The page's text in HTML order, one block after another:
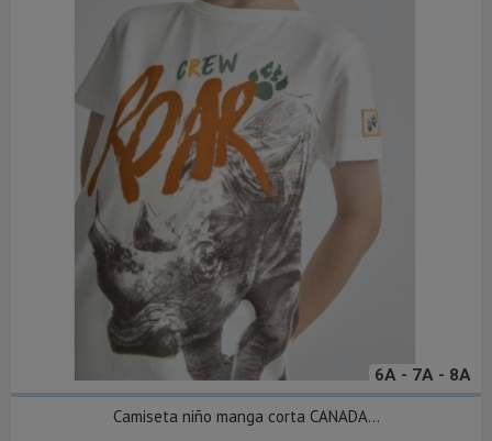
6A - 7A - 8A
Camiseta niño manga corta CANADA...